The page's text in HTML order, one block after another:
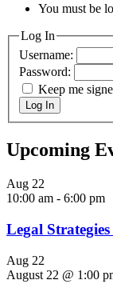
You must be
Log In
Username:
Password:
Keep me
Log In
Upcoming
Aug 22
10:00 am - 6:00 pm
Legal
Aug 22
August 22 @ 1:00